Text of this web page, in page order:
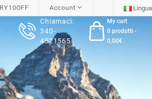
Account Lingua
Chiamaci:
340-
4521565
My cart
0 prodotti -
0,00€